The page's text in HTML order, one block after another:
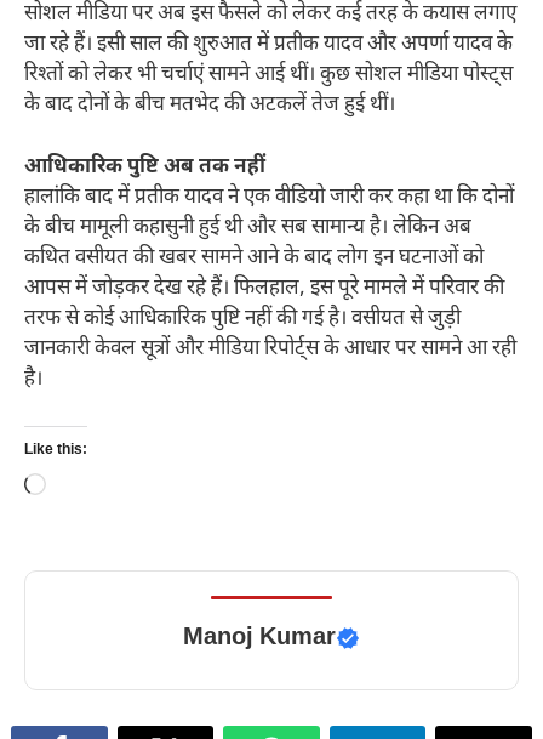
सोशल मीडिया पर अब इस फैसले को लेकर कई तरह के कयास लगाए
जा रहे हैं। इसी साल की शुरुआत में प्रतीक यादव और अपर्णा यादव के
रिश्तों को लेकर भी चर्चाएं सामने आई थीं। कुछ सोशल मीडिया पोस्ट्स
के बाद दोनों के बीच मतभेद की अटकलें तेज हुई थीं।
आधिकारिक पुष्टि अब तक नहीं
हालांकि बाद में प्रतीक यादव ने एक वीडियो जारी कर कहा था कि दोनों
के बीच मामूली कहासुनी हुई थी और सब सामान्य है। लेकिन अब
कथित वसीयत की खबर सामने आने के बाद लोग इन घटनाओं को
आपस में जोड़कर देख रहे हैं। फिलहाल, इस पूरे मामले में परिवार की
तरफ से कोई आधिकारिक पुष्टि नहीं की गई है। वसीयत से जुड़ी
जानकारी केवल सूत्रों और मीडिया रिपोर्ट्स के आधार पर सामने आ रही
है।
Like this:
Loading…
Manoj Kumar